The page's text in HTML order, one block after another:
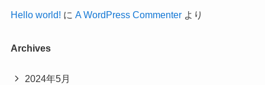
Hello world! に A WordPress Commenterより
Archives
2024年5月